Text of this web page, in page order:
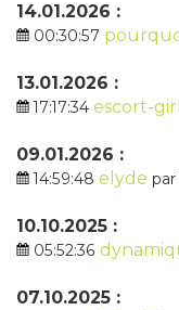
14.01.2026 :
00:30:57
13.01.2026 :
17:17:34 escort-
09.01.2026 :
14:59:48 elyde par
10.10.2025 :
05:52:36
07.10.2025 :